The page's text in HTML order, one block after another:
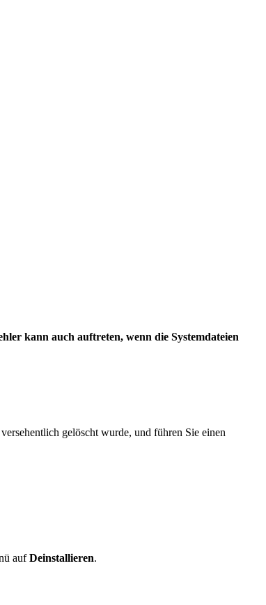
kann auch auftreten, wenn die Systemdateien
gelöscht wurde, und führen Sie einen
aufDeinstallieren.